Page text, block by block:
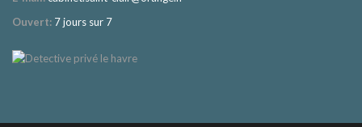
Ouvert: 7 jours sur 7